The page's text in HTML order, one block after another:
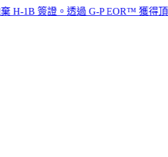
證。透過 G-P EOR™ 獲得頂尖人才。​​